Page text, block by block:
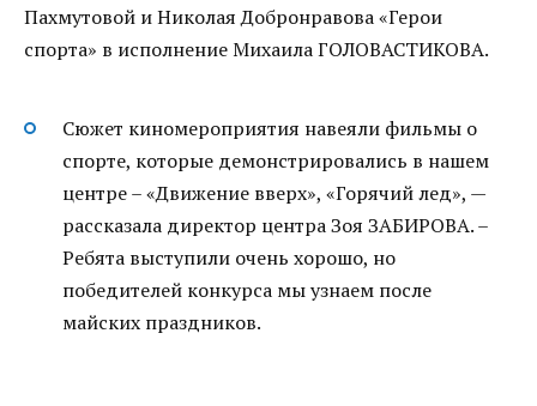
Пахмутовой и Николая Добронравова «Герои
спорта» в исполнение Михаила ГОЛОВАСТИКОВА.
Сюжет киномероприятия навеяли фильмы о
спорте, которые демонстрировались в нашем
центре – «Движение вверх», «Горячий лед», —
рассказала директор центра Зоя ЗАБИРОВА. –
Ребята выступили очень хорошо, но
победителей конкурса мы узнаем после
майских праздников.